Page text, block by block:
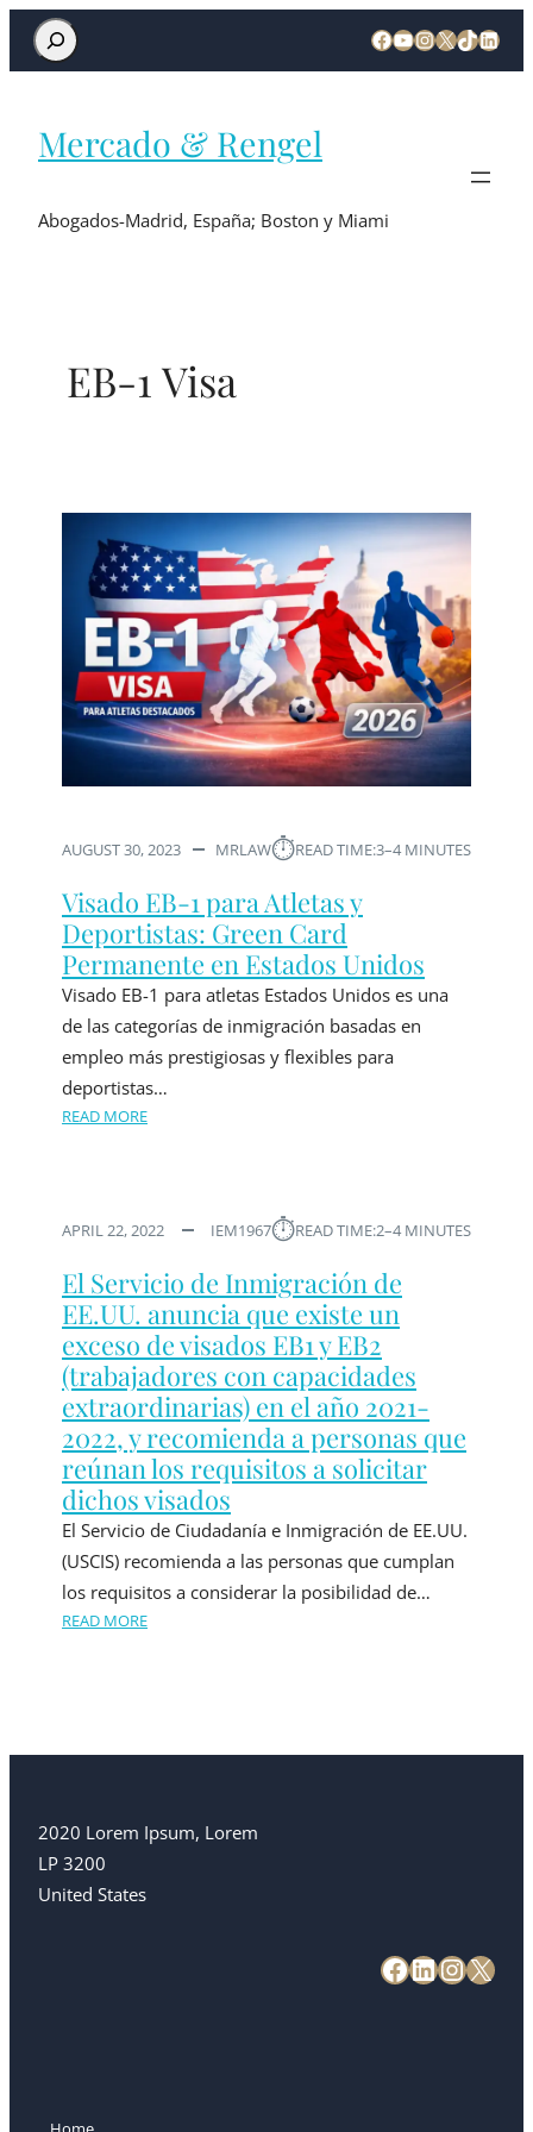
Mercado & Rengel
Abogados-Madrid, España; Boston y Miami
EB-1 Visa
AUGUST 30, 2023 MRLAW⏱︎READ TIME:3–4 MINUTES
Visado EB-1 para Atletas y
Deportistas: Green Card
Permanente en Estados Unidos
Visado EB-1 para atletas Estados Unidos es una
de las categorías de inmigración basadas en
empleo más prestigiosas y flexibles para
deportistas…
READ MORE
APRIL 22, 2022 IEM1967⏱︎READ TIME:2–4 MINUTES
El Servicio de Inmigración de
EE.UU. anuncia que existe un
exceso de visados EB1 y EB2
(trabajadores con capacidades
extraordinarias) en el año 2021-
2022, y recomienda a personas que
reúnan los requisitos a solicitar
dichos visados
El Servicio de Ciudadanía e Inmigración de EE.UU.
(USCIS) recomienda a las personas que cumplan
los requisitos a considerar la posibilidad de…
READ MORE
2020 Lorem Ipsum, Lorem
LP 3200
United States